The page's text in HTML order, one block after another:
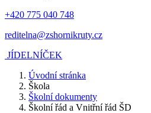
+420 775 040 748
reditelna@zshornikruty.cz
JÍDELNÍČEK
Úvodní stránka
Škola
Školní dokumenty
Školní řád a Vnitřní řád ŠD